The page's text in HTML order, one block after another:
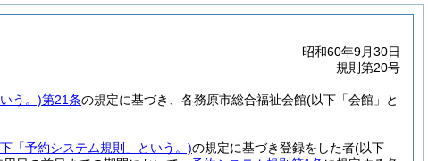
昭和60年9月30日
規則第20号
う。)第21条の規定に基づき、各務原市総合福祉会館(以下「会館」と
「予約システム規則」という。)の規定に基づき登録をした者(以下